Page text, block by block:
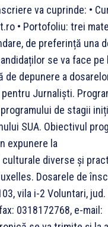
va cuprinde: •
• Portofoliu: trei
de preferință una
se va face pe
depunere a
Jurnaliști.
de stagii
SUA. Obiectivul
expunere la
diverse și
Dosarele de
vila i-2 Voluntari,
0318172768, e-mail: